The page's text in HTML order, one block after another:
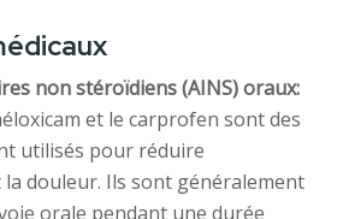
non stéroïdiens (AINS) oraux:
et le carprofen sont des
utilisés pour réduire
la douleur. Ils sont généralement
orale pendant une durée